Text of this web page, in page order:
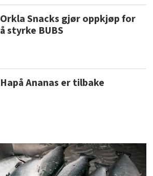
Orkla Snacks gjør oppkjøp for
å styrke BUBS
Hapå Ananas er tilbake